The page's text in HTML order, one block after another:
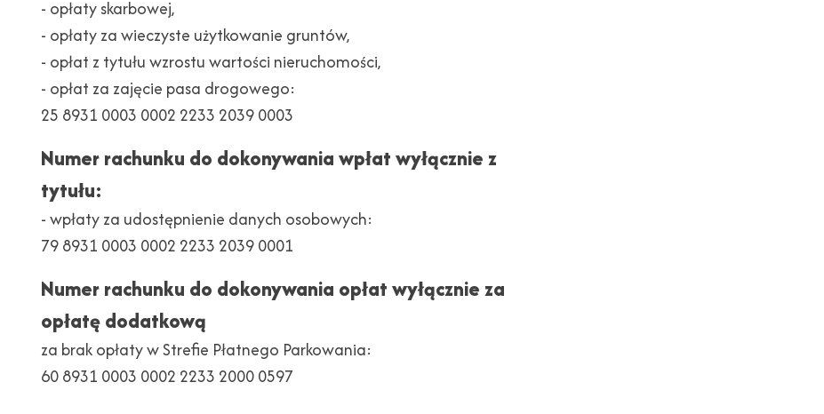
- opłaty skarbowej,
- opłaty za wieczyste użytkowanie gruntów,
- opłat z tytułu wzrostu wartości nieruchomości,
- opłat za zajęcie pasa drogowego:
25 8931 0003 0002 2233 2039 0003
Numer rachunku do dokonywania wpłat wyłącznie z
tytułu:
- wpłaty za udostępnienie danych osobowych:
79 8931 0003 0002 2233 2039 0001
Numer rachunku do dokonywania opłat wyłącznie za
opłatę dodatkową
za brak opłaty w Strefie Płatnego Parkowania:
60 8931 0003 0002 2233 2000 0597